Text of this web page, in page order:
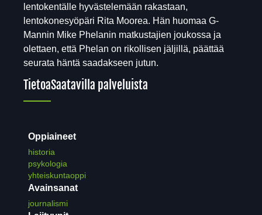
lentokentälle hyvästelemään rakastaan,
lentokonesyöpäri Rita Moorea. Hän huomaa G-
Mannin Mike Phelanin matkustajien joukossa ja
olettaen, että Phelan on rikollisen jäljillä, päättää
seurata häntä saadakseen jutun.
TietoaSaatavilla palveluista
Oppiaineet
historia
psykologia
yhteiskuntaoppi
Avainsanat
journalismi